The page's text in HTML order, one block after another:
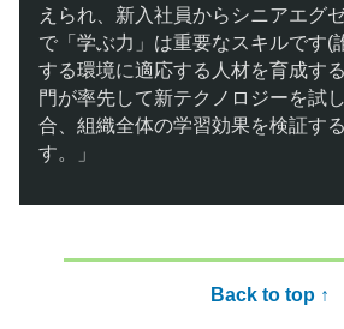
えられ、新入社員からシニアエグ
で「学ぶ力」は重要なスキルです(
する環境に適応する人材を育成す
門が率先して新テクノロジーを試
合、組織全体の学習効果を検証す
す。」
Back to top ↑